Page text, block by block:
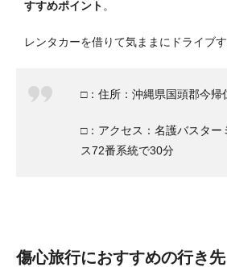
すすめポイント 。
レンタカーを借りて気ままにドライブ
□：住所：沖縄県国頭郡今帰
□：アクセス：名護バスター
ス72番系統で30分
傷心旅行におすすめの行き